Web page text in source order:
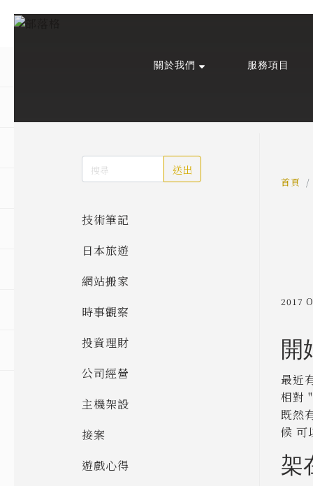
預約服務
活動報名
影像紀錄
Podcast
關於我們 服務項目
送出
技術筆記
日本旅遊
網站搬家
時事觀察
投資理財
公司經營
主機架設
接案
遊戲心得
首頁
2017
開
最近
相對
既然
候 可
架